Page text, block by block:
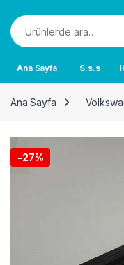
Ara:
Ana Sayfa S.s.s
Ana Sayfa
-27%